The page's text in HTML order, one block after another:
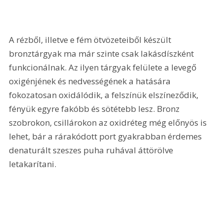
A rézből, illetve e fém ötvözeteiből készült
bronztárgyak ma már szinte csak lakásdíszként
funkcionálnak. Az ilyen tárgyak felülete a levegő
oxigénjének és nedvességének a hatására
fokozatosan oxidálódik, a felszínük elszíneződik,
fényük egyre fakóbb és sötétebb lesz. Bronz
szobrokon, csillárokon az oxidréteg még előnyös is
lehet, bár a rárakódott port gyakrabban érdemes
denaturált szeszes puha ruhával áttörölve
letakarítani.